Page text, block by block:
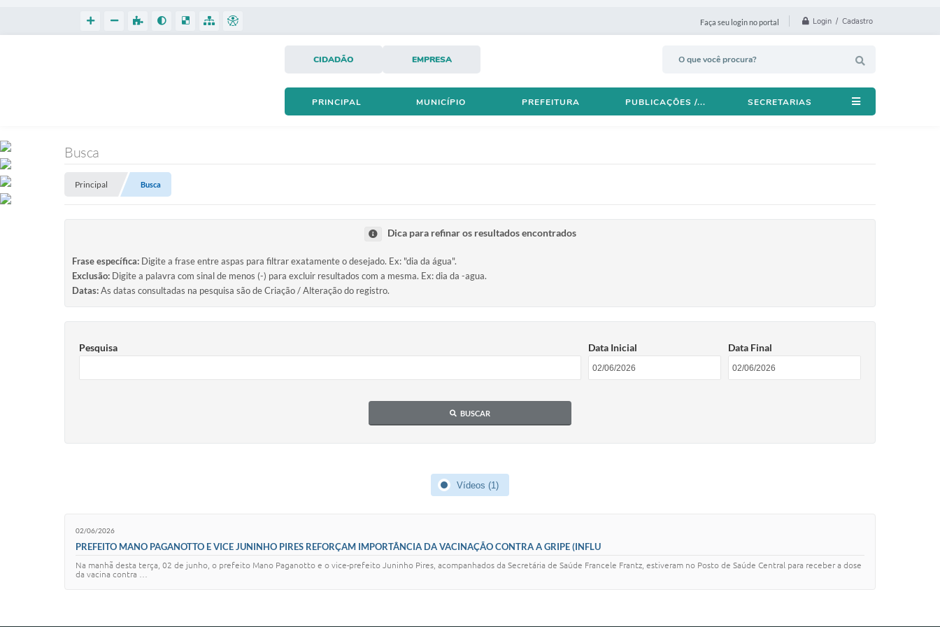
Faça seu login no portal Login / Cadastro
CIDADÃO EMPRESA
PRINCIPAL MUNICÍPIO PREFEITURA PUBLICAÇÕES /... SECRETARIAS
Busca
Principal Busca
Dica para refinar os resultados encontrados
Frase específica: Digite a frase entre aspas para filtrar exatamente o desejado. Ex: "dia da água".
Exclusão: Digite a palavra com sinal de menos (-) para excluir resultados com a mesma. Ex: dia da -agua.
Datas:As datas consultadas na pesquisa são de Criação / Alteração do registro.
Pesquisa Data Inicial Data Final
BUSCAR
Vídeos (1)
02/06/2026
PREFEITO MANO PAGANOTTO E VICE JUNINHO PIRES REFORÇAM IMPORTÂNCIA DA VACINAÇÃO CONTRA A GRIPE (INFLU
Na manhã desta terça, 02 de junho, o prefeito Mano Paganotto e o vice-prefeito Juninho Pires, acompanhados da Secretária de Saúde Francele Frantz, estiveram no Posto de Saúde Central para receber a dose
da vacina contra …